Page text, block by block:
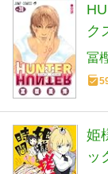
ク
冨
姫
ッ